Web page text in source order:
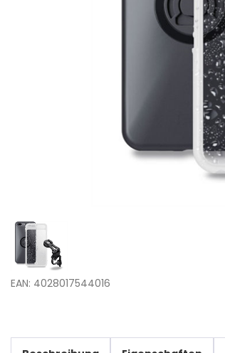
EAN: 4028017544016